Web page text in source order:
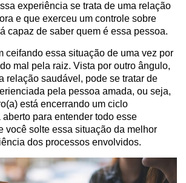
experiência se trata de uma relação
e que exerceu um controle sobre
capaz de saber quem é essa pessoa.
ceifando essa situação de uma vez por
mal pela raiz. Vista por outro ângulo,
relação saudável, pode se tratar de
pela pessoa amada, ou seja,
está encerrando um ciclo
para entender todo esse
você solte essa situação da melhor
dos processos envolvidos.